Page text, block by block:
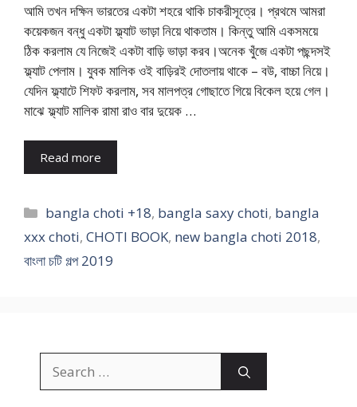
আমি তখন দক্ষিন ভারতের একটা শহরে থাকি চাকরীসূত্রে। প্রথমে আমরা
কয়েকজন বন্ধু একটা ফ্ল্যাট ভাড়া নিয়ে থাকতাম। কিন্তু আমি একসময়ে
ঠিক করলাম যে নিজেই একটা বাড়ি ভাড়া করব।অনেক খুঁজে একটা পছন্দসই
ফ্ল্যাট পেলাম। যুবক মালিক ওই বাড়িরই দোতলায় থাকে – বউ, বাচ্চা নিয়ে।
যেদিন ফ্ল্যাটে শিফট করলাম, সব মালপত্র গোছাতে গিয়ে বিকেল হয়ে গেল।
মাঝে ফ্ল্যাট মালিক রামা রাও বার দুয়েক …
Read more
Categories
bangla choti +18, bangla saxy choti, bangla
xxx choti, CHOTI BOOK, new bangla choti 2018,
বাংলা চটি গল্প 2019
for: